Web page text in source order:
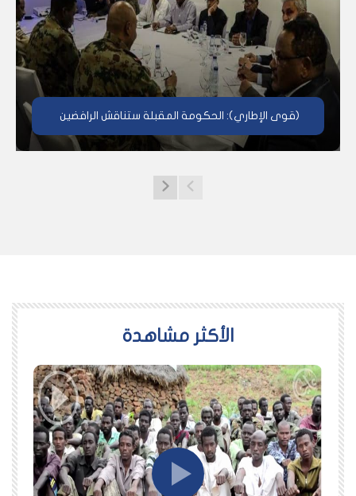
(قوى الإطاري): الحكومة المقبلة ستناقش الرافضين
اﻷكثر مشاهدة